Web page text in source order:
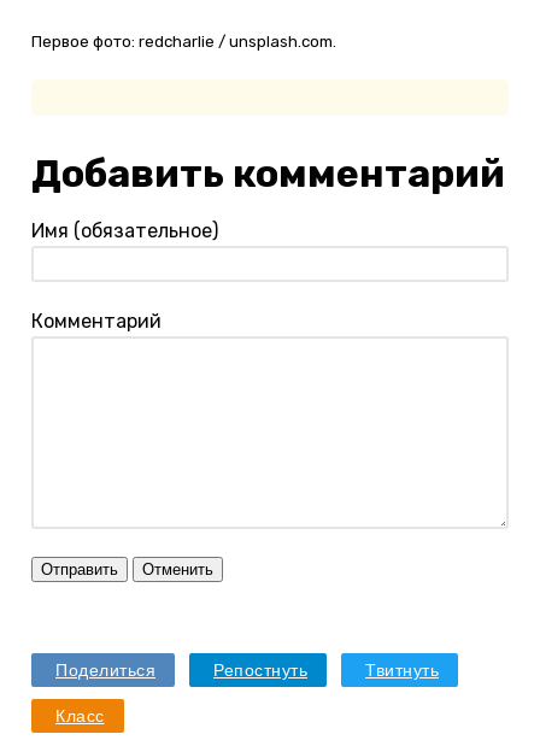
Первое фото: redcharlie / unsplash.com.
Добавить комментарий
Имя (обязательное)
Комментарий
Отправить Отменить
Поделиться Репостнуть Твитнуть
Класс